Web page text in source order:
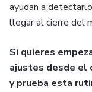
ayudan a
llegar al cierre del
Si quieres
ajustes desde el
y prueba esta